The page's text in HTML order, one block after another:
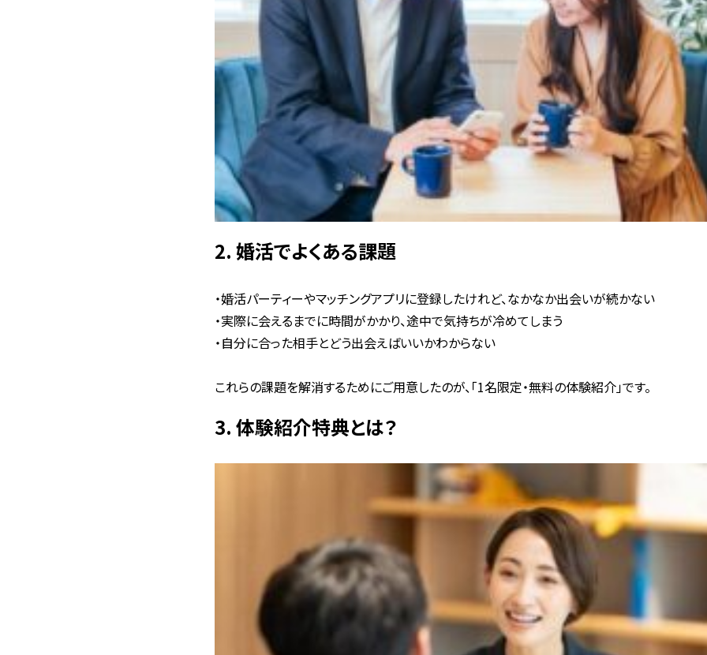
2. 婚活でよくある課題
・婚活パーティーやマッチングアプリに登録したけれど、なかなか出会いが続かない
・実際に会えるまでに時間がかかり、途中で気持ちが冷めてしまう
・自分に合った相手とどう出会えばいいかわからない
これらの課題を解消するためにご用意したのが、「1名限定・無料の体験紹介」です。
3. 体験紹介特典とは？